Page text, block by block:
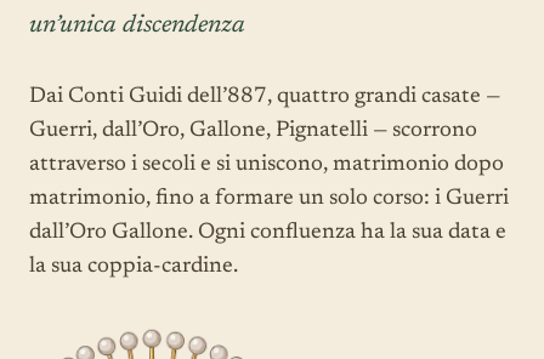
un’unica discendenza
Dai Conti Guidi dell’887, quattro grandi casate —
Guerri, dall’Oro, Gallone, Pignatelli — scorrono
attraverso i secoli e si uniscono, matrimonio dopo
matrimonio, fino a formare un solo corso: i Guerri
dall’Oro Gallone. Ogni confluenza ha la sua data e
la sua coppia-cardine.